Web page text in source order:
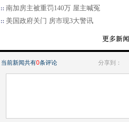
南加房主被重罚140万 屋主喊冤
美国政府关门 房市现3大警讯
当前新闻共有0条评论 分享到：